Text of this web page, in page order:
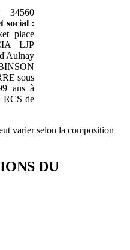
34560
social :
place
LJP
sous
ans à
RCS de
varier selon la composition
DU